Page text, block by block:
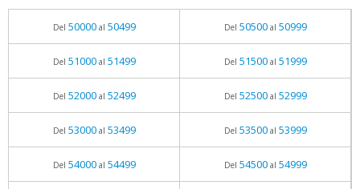
Del 50000al 50499 Del 50500al 50999
Del 51000al 51499 Del 51500al 51999
Del 52000al 52499 Del 52500al 52999
Del 53000al 53499 Del 53500al 53999
Del 54000al 54499 Del 54500al 54999